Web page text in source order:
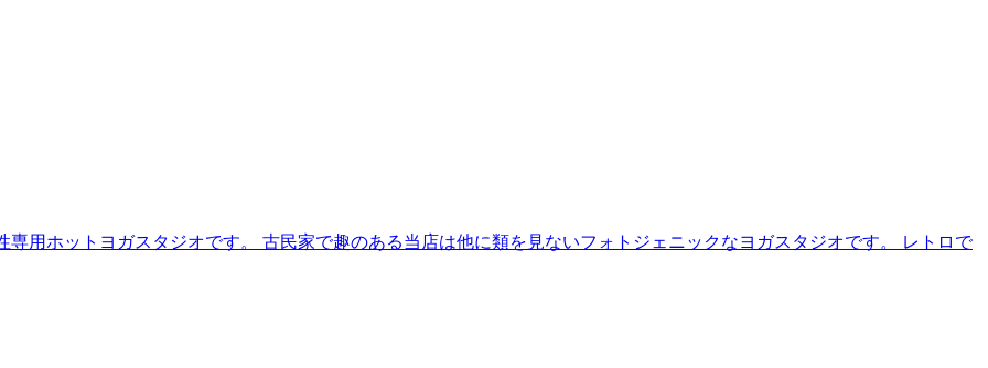
用ホットヨガスタジオです。 古民家で趣のある当店は他に類を見ないフォトジェニックなヨガスタジオです。 レトロで